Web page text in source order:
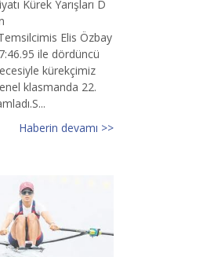
Kürek Yarışları D
Elis Özbay
ile dördüncü
kürekçimiz
klasmanda 22.
Haberin devamı >>